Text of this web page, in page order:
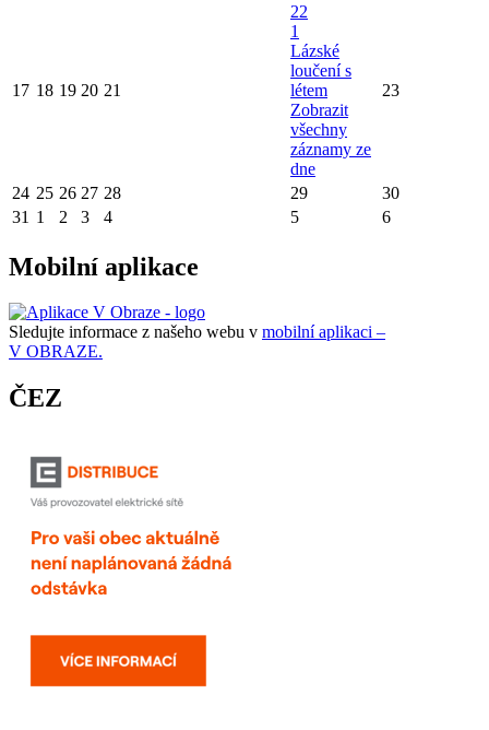
17 18 19 20 21
22
1
Lázské
loučení s
létem
Zobrazit
všechny
záznamy ze
dne
23
24 25 26 27 28 29
30
31 1 2 3 4 5 6
Mobilní aplikace
Sledujte informace z našeho webu v mobilní aplikaci –
V OBRAZE.
ČEZ